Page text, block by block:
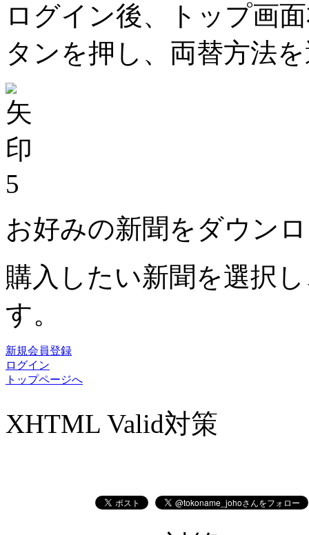
ログイン後、トップ画
タンを押し、両替方法
5
お好みの新聞をダウン
購入したい新聞を選択
す。
新規会員登録
ログイン
トップページへ
XHTML Valid対策